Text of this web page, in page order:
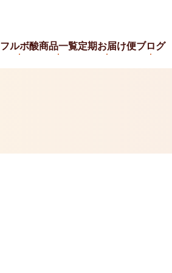
フルボ酸商品一覧定期お届け便ブログ